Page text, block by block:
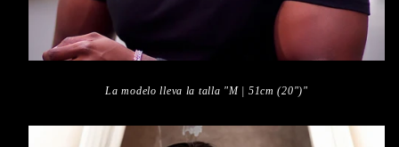
La modelo lleva la talla "M | 51cm (20")"